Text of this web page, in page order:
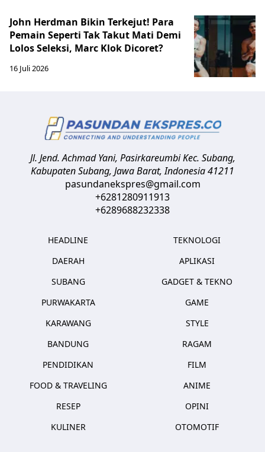
John Herdman Bikin Terkejut! Para
Pemain Seperti Tak Takut Mati Demi
Lolos Seleksi, Marc Klok Dicoret?
16 Juli 2026
Jl. Jend. Achmad Yani, Pasirkareumbi Kec. Subang,
Kabupaten Subang, Jawa Barat,Indonesia41211
pasundanekspres@gmail.com
+6281280911913
+6289688232338
HEADLINE
DAERAH
SUBANG
PURWAKARTA
KARAWANG
BANDUNG
PENDIDIKAN
FOOD & TRAVELING
RESEP
KULINER
TEKNOLOGI
APLIKASI
GADGET & TEKNO
GAME
STYLE
RAGAM
FILM
ANIME
OPINI
OTOMOTIF